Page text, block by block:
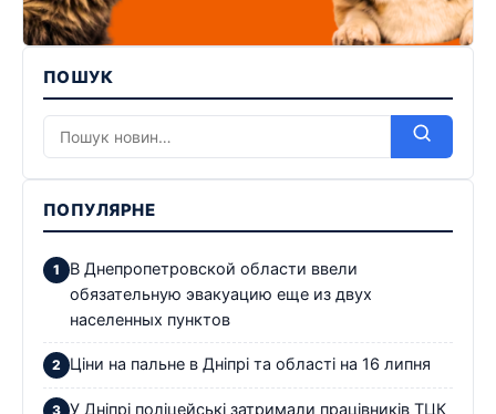
ПОШУК
ПОПУЛЯРНЕ
В Днепропетровской области ввели
обязательную эвакуацию еще из двух
населенных пунктов
Ціни на пальне в Дніпрі та області на 16 липня
У Дніпрі поліцейські затримали працівників ТЦК